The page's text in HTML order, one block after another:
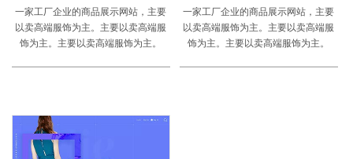
一家工厂企业的商品展示网站，主要
以卖高端服饰为主。主要以卖高端服
饰为主。主要以卖高端服饰为主。
一家工厂企业的商品展示网站，主要
以卖高端服饰为主。主要以卖高端服
饰为主。主要以卖高端服饰为主。